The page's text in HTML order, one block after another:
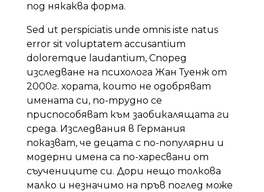
под някаква форма.
Sed ut perspiciatis unde omnis iste natus
error sit voluptatem accusantium
doloremque laudantium, Според
изследване на психолога Жан Туенж от
2000г. хората, които не одобряват
имената си, по-трудно се
приспособяват към заобикалящата ги
среда. Изследвания в Германия
показват, че децата с по-популярни и
модерни имена са по-харесвани от
съучениците си. Дори нещо толкова
малко и незначимо на пръв поглед може